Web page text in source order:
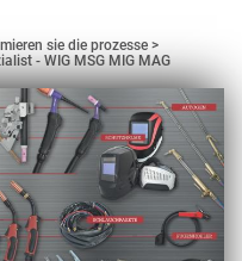
sie die prozesse
- WIG MSG MIG MAG